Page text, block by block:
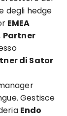
degli hedge
EMEA
Partner
di Sator
Gestisce
Endo